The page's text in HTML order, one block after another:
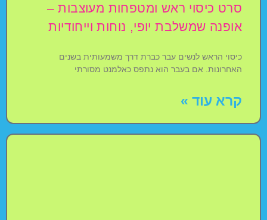
סרט כיסוי ראש ומטפחות מעוצבות –
אופנה שמשלבת יופי, נוחות וייחודיות
כיסוי הראש לנשים עבר כברת דרך משמעותית בשנים
האחרונות. אם בעבר הוא נתפס כאלמנט מסורתי
קרא עוד »